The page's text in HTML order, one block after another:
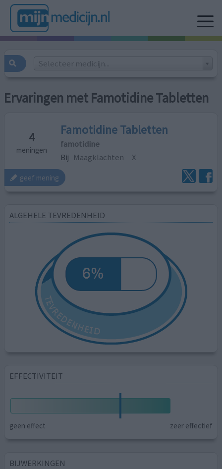
Selecteer medicijn...
Ervaringen met Famotidine Tabletten
4
meningen
Famotidine Tabletten
famotidine
Bij Maagklachten X
geef mening
ALGEHELE TEVREDENHEID
EFFECTIVITEIT
geen effect zeer effectief
BIJWERKINGEN